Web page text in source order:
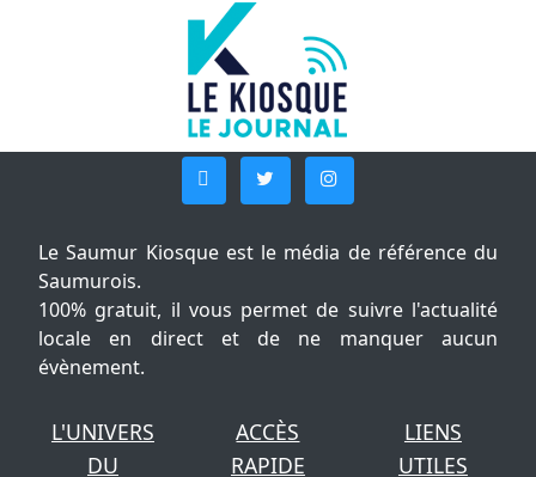
Le Saumur Kiosque est le média de référence du
Saumurois.
100% gratuit, il vous permet de suivre l'actualité
locale en direct et de ne manquer aucun
évènement.
L'UNIVERS
DU
ACCÈS
RAPIDE
LIENS
UTILES